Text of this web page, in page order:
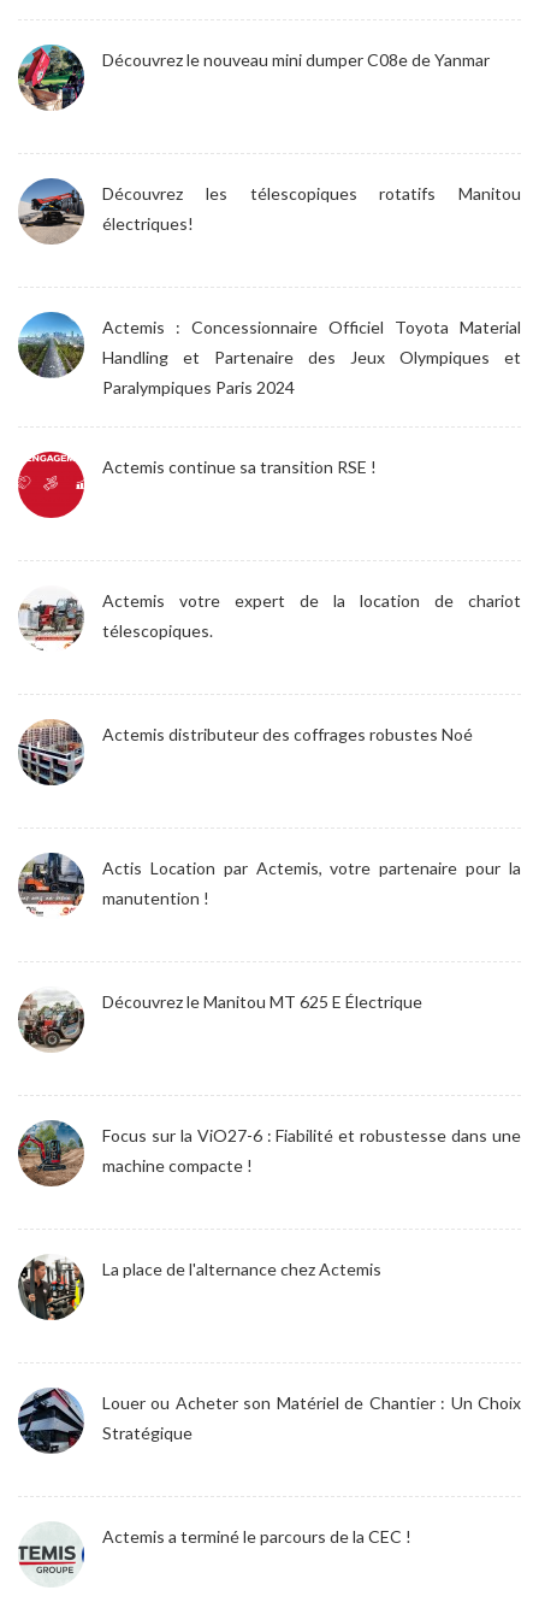
Découvrez le nouveau mini dumper C08e de Yanmar
Découvrez les télescopiques rotatifs Manitou
électriques!
Actemis : Concessionnaire Officiel Toyota Material
Handling et Partenaire des Jeux Olympiques et
Paralympiques Paris 2024
Actemis continue sa transition RSE !
Actemis votre expert de la location de chariot
télescopiques.
Actemis distributeur des coffrages robustes Noé
Actis Location par Actemis, votre partenaire pour la
manutention !
Découvrez le Manitou MT 625 E Électrique
Focus sur la ViO27-6 : Fiabilité et robustesse dans une
machine compacte !
La place de l'alternance chez Actemis
Louer ou Acheter son Matériel de Chantier : Un Choix
Stratégique
Actemis a terminé le parcours de la CEC !